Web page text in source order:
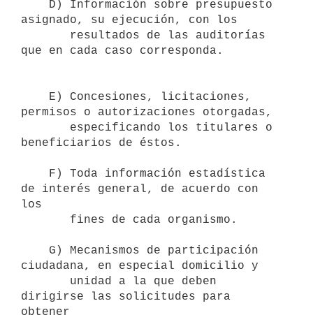
asignado, su ejecución, con los
que en cada caso corresponda.
permisos o autorizaciones otorgadas,
beneficiarios de éstos.
de interés general, de acuerdo con
los
ciudadana, en especial domicilio y
dirigirse las solicitudes para
obtener